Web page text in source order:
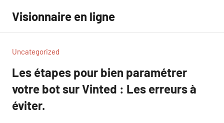
contenu
Visionnaire en ligne
Uncategorized
Les étapes pour bien paramétrer
votre bot sur Vinted : Les erreurs à
éviter.